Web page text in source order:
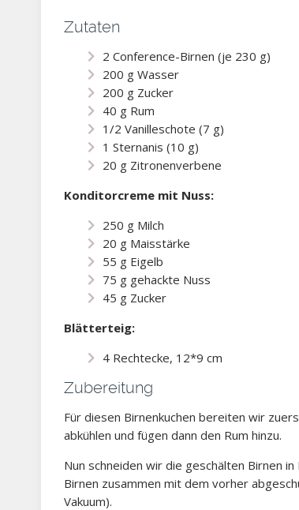
Zutaten
2 Conference-Birnen (je 230 g)
200 g Wasser
200 g Zucker
40 g Rum
1/2 Vanilleschote (7 g)
1 Sternanis (10 g)
20 g Zitronenverbene
Konditorcreme mit Nuss:
250 g Milch
20 g Maisstärke
55 g Eigelb
75 g gehackte Nuss
45 g Zucker
Blätterteig:
4 Rechtecke, 12*9 cm
Zubereitung
Für diesen Birnenkuchen bereiten wir
abkühlen und fügen dann den Rum hinzu.
Nun schneiden wir die geschälten Birnen
Birnen zusammen mit dem vorher
Vakuum).